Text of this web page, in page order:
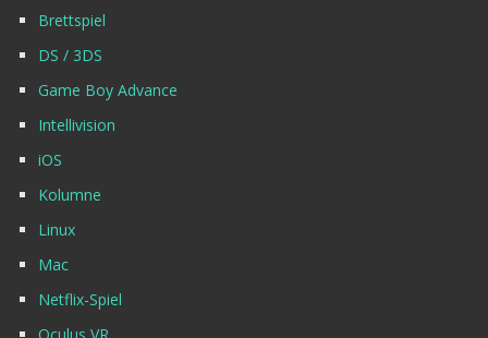
Brettspiel
DS / 3DS
Game Boy Advance
Intellivision
iOS
Kolumne
Linux
Mac
Netflix-Spiel